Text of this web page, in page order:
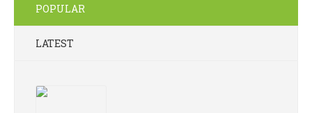
POPULAR
LATEST